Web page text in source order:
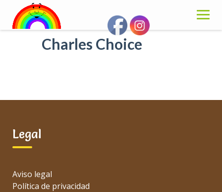
content
Charles Choice
Legal
Aviso legal
Política de privacidad